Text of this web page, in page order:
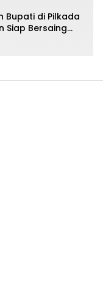
Bupati di Pilkada
Siap Bersaing